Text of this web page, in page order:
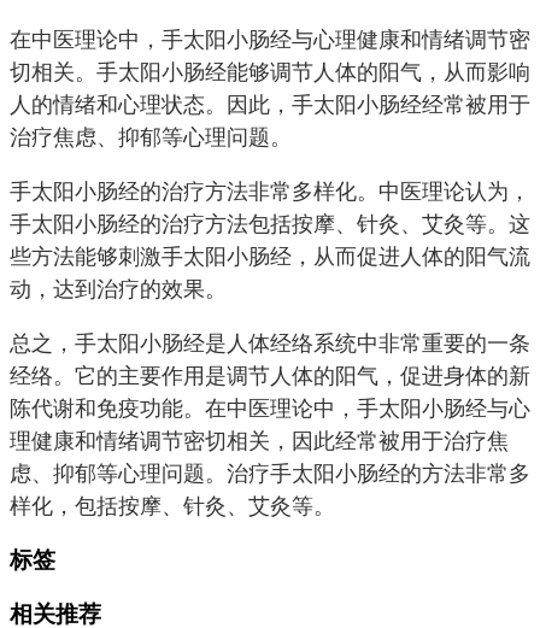
在中医理论中，手太阳小肠经与心理健康和情绪调节密
切相关。手太阳小肠经能够调节人体的阳气，从而影响
人的情绪和心理状态。因此，手太阳小肠经经常被用于
治疗焦虑、抑郁等心理问题。
手太阳小肠经的治疗方法非常多样化。中医理论认为，
手太阳小肠经的治疗方法包括按摩、针灸、艾灸等。这
些方法能够刺激手太阳小肠经，从而促进人体的阳气流
动，达到治疗的效果。
总之，手太阳小肠经是人体经络系统中非常重要的一条
经络。它的主要作用是调节人体的阳气，促进身体的新
陈代谢和免疫功能。在中医理论中，手太阳小肠经与心
理健康和情绪调节密切相关，因此经常被用于治疗焦
虑、抑郁等心理问题。治疗手太阳小肠经的方法非常多
样化，包括按摩、针灸、艾灸等。
标签
相关推荐